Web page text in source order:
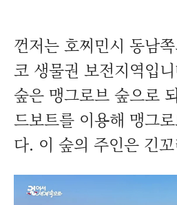
껀저는 호찌민시 동남
코 생물권 보전지역입
숲은 맹그로브 숲으로
드보트를 이용해 맹그
다. 이 숲의 주인은 긴